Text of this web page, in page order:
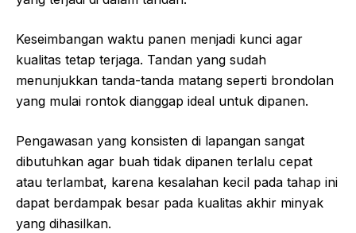
Keseimbangan waktu panen menjadi kunci agar
kualitas tetap terjaga. Tandan yang sudah
menunjukkan tanda-tanda matang seperti brondolan
yang mulai rontok dianggap ideal untuk dipanen.
Pengawasan yang konsisten di lapangan sangat
dibutuhkan agar buah tidak dipanen terlalu cepat
atau terlambat, karena kesalahan kecil pada tahap ini
dapat berdampak besar pada kualitas akhir minyak
yang dihasilkan.